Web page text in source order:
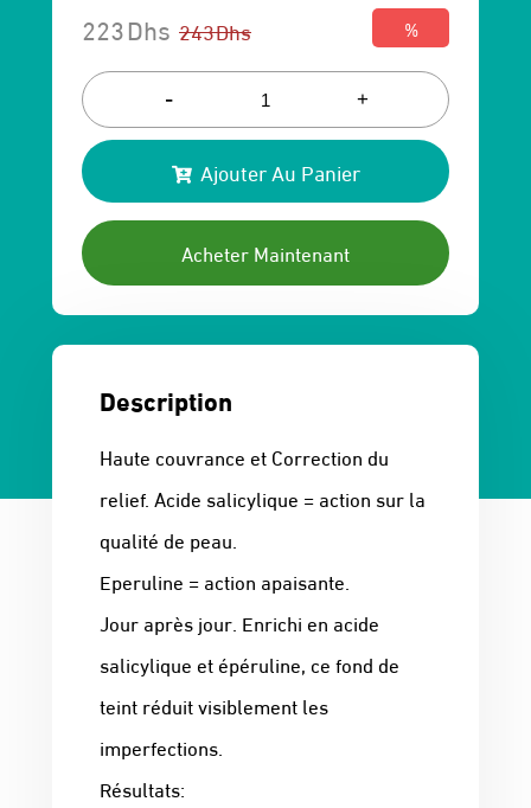
243Dhs
Le
prix
initial
était :
243 Dhs.
223Dhs
Le
prix
actuel
est :
223 Dhs.
%
- +
Ajouter Au Panier
Acheter Maintenant
Description
Haute couvrance et Correction du
relief. Acide salicylique = action sur la
qualité de peau.
Eperuline = action apaisante.
Jour après jour. Enrichi en acide
salicylique et épéruline, ce fond de
teint réduit visiblement les
imperfections.
Résultats: